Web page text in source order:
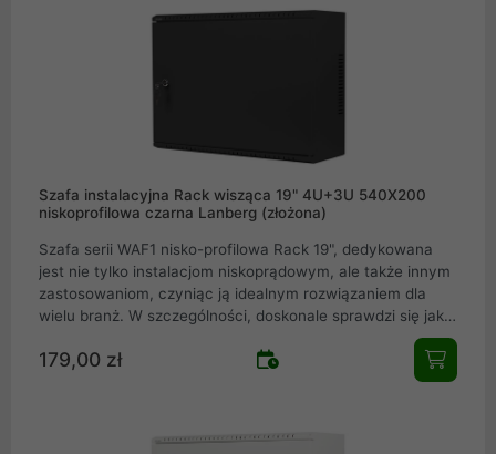
Szafa instalacyjna Rack wisząca 19" 4U+3U 540X200
niskoprofilowa czarna Lanberg (złożona)
Szafa serii WAF1 nisko-profilowa Rack 19", dedykowana
jest nie tylko instalacjom niskoprądowym, ale także innym
zastosowaniom, czyniąc ją idealnym rozwiązaniem dla
wielu branż. W szczególności, doskonale sprawdzi się jako
szafa do instalacji CCTV, gdzie pomieścisz rejestrator,
switch PoE, listwę PDU oraz urządzenia na szynie DIN.
Nasza szafa oferuje doskonałą organizację, ale także
179,00 zł